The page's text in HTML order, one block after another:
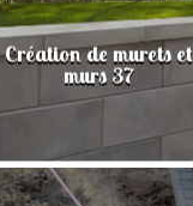
Création de murets et
murs 37